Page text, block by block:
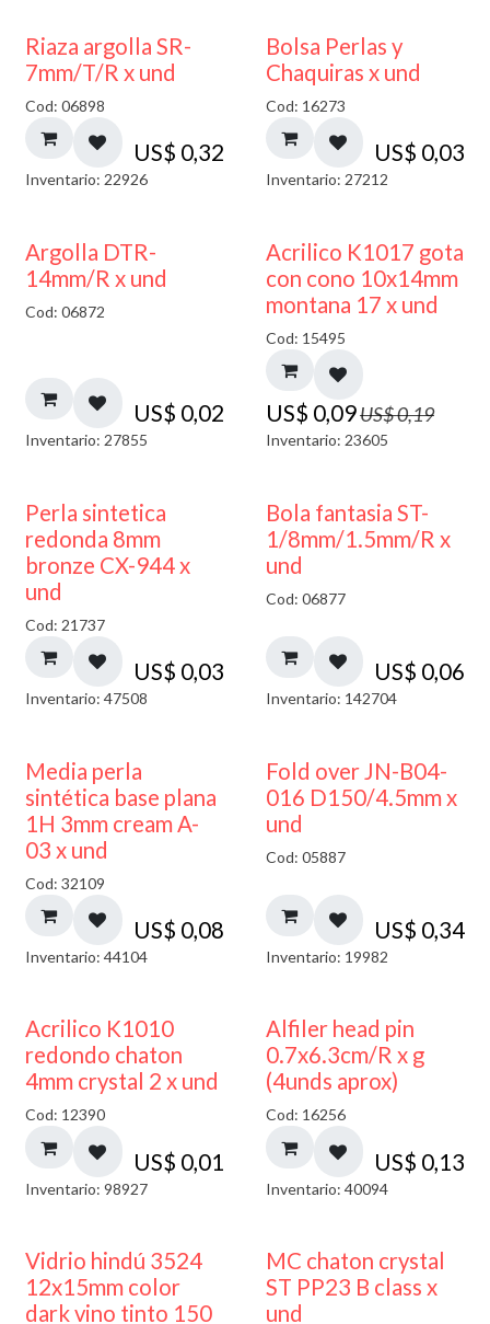
Riaza argolla SR-
7mm/T/R x und
Cod: 06898
US$ 0,32
Inventario: 22926
Bolsa Perlas y
Chaquiras x und
Cod: 16273
US$ 0,03
Inventario: 27212
Argolla DTR-
14mm/R x und
Cod: 06872
US$ 0,02
Inventario: 27855
50% DESCUENTO
Acrilico K1017 gota
con cono 10x14mm
montana 17 x und
Cod: 15495
US$ 0,09US$0,19
Inventario: 23605
Perla sintetica
redonda 8mm
bronze CX-944 x
und
Cod: 21737
US$ 0,03
Inventario: 47508
Bola fantasia ST-
1/8mm/1.5mm/R x
und
Cod: 06877
US$ 0,06
Inventario: 142704
Media perla
sintética base plana
1H 3mm cream A-
03 x und
Cod: 32109
US$ 0,08
Inventario: 44104
Fold over JN-B04-
016 D150/4.5mm x
und
Cod: 05887
US$ 0,34
Inventario: 19982
50% DESCUENTO
Acrilico K1010
redondo chaton
4mm crystal 2 x und
Cod: 12390
US$ 0,01
Inventario: 98927
Alfiler head pin
0.7x6.3cm/R x g
(4unds aprox)
Cod: 16256
US$ 0,13
Inventario: 40094
Vidrio hindú 3524
12x15mm color
dark vino tinto 150
MC chaton crystal
ST PP23 B class x
und